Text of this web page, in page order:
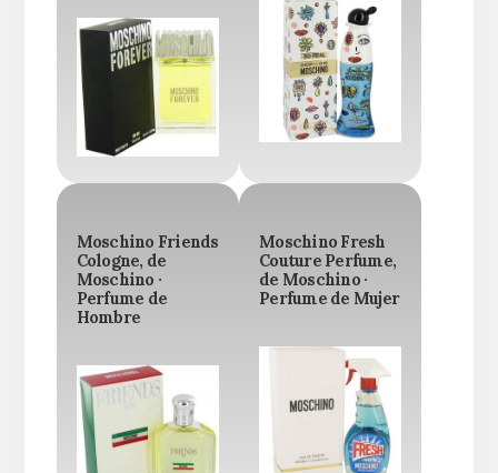
Moschino Friends
Cologne, de
Moschino ·
Perfume de
Hombre
Moschino Fresh
Couture Perfume,
de Moschino ·
Perfume de Mujer